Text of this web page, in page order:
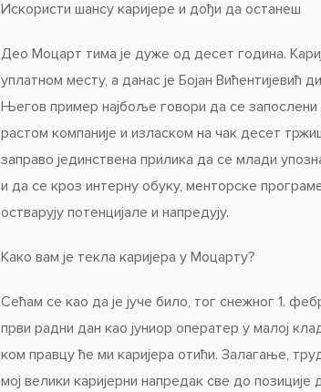
Искористи шансу каријере и дођи да останеш
Део Моцарт тима је дуже од десет година.
уплатном месту, а данас је Бојан
Његов пример најбоље говори да се запослени
растом компаније и изласком на чак десет
заправо јединствена прилика да се млади
и да се кроз интерну обуку, менторске
остварују потенцијале и напредују.
Како вам је текла каријера у Моцарту?
Сећам се као да је јуче било, тог снежног 1.
први радни дан као јуниор оператер у малој
ком правцу ће ми каријера отићи. Залагање,
мој велики каријерни напредак све до